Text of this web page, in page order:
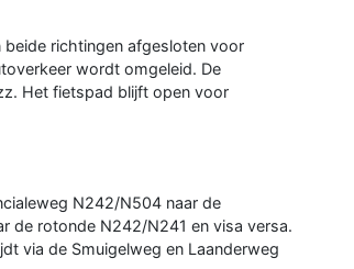
richtingen afgesloten voor
wordt omgeleid. De
Het fietspad blijft open voor
N242/N504 naar de
de rotonde N242/N241 en visa versa.
via de Smuigelweg en Laanderweg